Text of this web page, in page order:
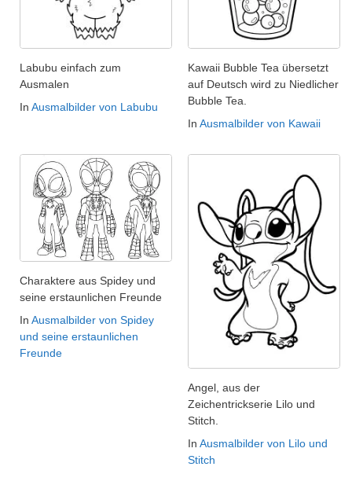
Labubu einfach zum
Ausmalen
In Ausmalbilder von Labubu
Kawaii Bubble Tea übersetzt
auf Deutsch wird zu Niedlicher
Bubble Tea.
In Ausmalbilder von Kawaii
Charaktere aus Spidey und
seine erstaunlichen Freunde
In Ausmalbilder von Spidey
und seine erstaunlichen
Freunde
Angel, aus der
Zeichentrickserie Lilo und
Stitch.
In Ausmalbilder von Lilo und
Stitch